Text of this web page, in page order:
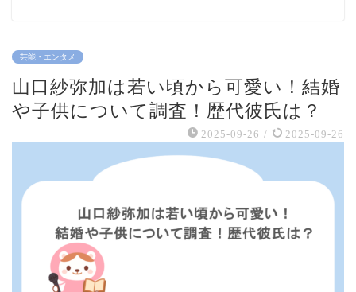
芸能・エンタメ
山口紗弥加は若い頃から可愛い！結婚
や子供について調査！歴代彼氏は？
2025-09-26 / 2025-09-26